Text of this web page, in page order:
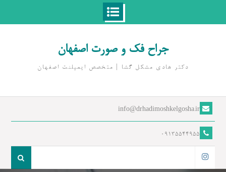
جراح فک و صورت اصفهان
دکتر هادی مشکل گشا | متخصص ايمپلنت اصفهان
info@drhadimoshkelgosha.ir
09135544955